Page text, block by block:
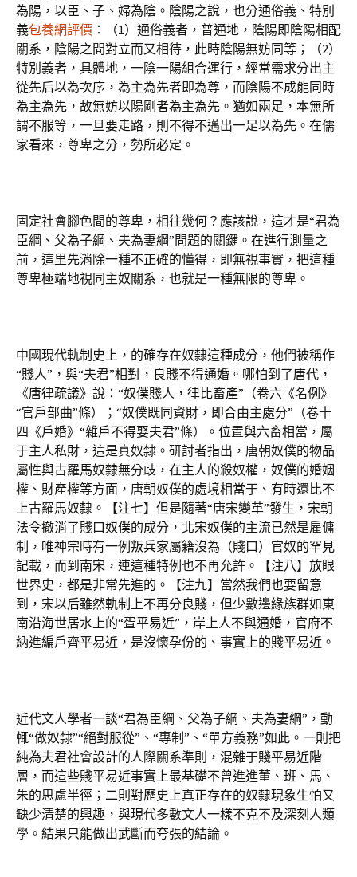
為陽，以臣、子、婦為陰。陰陽之說，也分通俗義、特別
義包養網評價 ：（1）通俗義者，普通地，陰陽即陰陽相配
關系，陰陽之間對立而又相待，此時陰陽無妨同等；（2）
特別義者，具體地，一陰一陽組合運行，經常需求分出主
從先后以為次序，為主為先者即為尊，而陰陽不成能同時
為主為先，故無妨以陽剛者為主為先。猶如兩足，本無所
謂不服等，一旦要走路，則不得不邁出一足以為先。在儒
家看來，尊卑之分，勢所必定。
固定社會腳色間的尊卑，相往幾何？應該說，這才是“君為
臣綱、父為子綱、夫為妻綱”問題的關鍵。在進行測量之
前，這里先消除一種不正確的懂得，即無視事實，把這種
尊卑極端地視同主奴關系，也就是一種無限的尊卑。
中國現代軌制史上，的確存在奴隸這種成分，他們被稱作
“賤人”，與“夫君”相對，良賤不得通婚。哪怕到了唐代，
《唐律疏議》說：“奴僕賤人，律比畜產”（卷六《名例》
“官戶部曲”條）；“奴僕既同資財，即合由主處分”（卷十
四《戶婚》“雜戶不得娶夫君”條）。位置與六畜相當，屬
于主人私財，這是真奴隸。研討者指出，唐朝奴僕的物品
屬性與古羅馬奴隸無分歧，在主人的殺奴權，奴僕的婚姻
權、財產權等方面，唐朝奴僕的處境相當于、有時還比不
上古羅馬奴隸。【注七】但是隨著“唐宋變革”發生，宋朝
法令撤消了賤口奴僕的成分，北宋奴僕的主流已然是雇傭
制，唯神宗時有一例叛兵家屬籍沒為（賤口）官奴的罕見
記載，而到南宋，連這種特例也不再允許。【注八】放眼
世界史，都是非常先進的。【注九】當然我們也要留意
到，宋以后雖然軌制上不再分良賤，但少數邊緣族群如東
南沿海世居水上的“疍平易近”，岸上人不與通婚，官府不
納進編戶齊平易近，是沒懷孕份的、事實上的賤平易近。
近代文人學者一談“君為臣綱、父為子綱、夫為妻綱”，動
輒“做奴隸”“絕對服從”、“專制”、“單方義務”如此。一則把
純為夫君社會設計的人際關系準則，混雜于賤平易近階
層，而這些賤平易近事實上最基礎不曾進進董、班、馬、
朱的思慮半徑；二則對歷史上真正存在的奴隸現象生怕又
缺少清楚的興趣，與現代多數文人一樣不克不及深刻人類
學。結果只能做出武斷而夸張的結論。